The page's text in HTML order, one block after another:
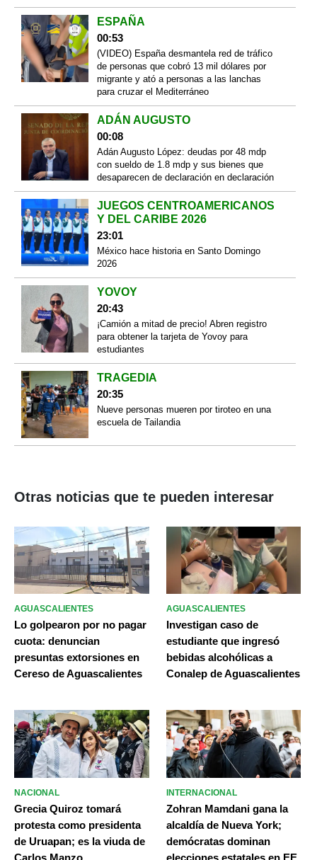
ESPAÑA
00:53
(VIDEO) España desmantela red de tráfico
de personas que cobró 13 mil dólares por
migrante y ató a personas a las lanchas
para cruzar el Mediterráneo
ADÁN AUGUSTO
00:08
Adán Augusto López: deudas por 48 mdp
con sueldo de 1.8 mdp y sus bienes que
desaparecen de declaración en declaración
JUEGOS CENTROAMERICANOS
Y DEL CARIBE 2026
23:01
México hace historia en Santo Domingo
2026
YOVOY
20:43
¡Camión a mitad de precio! Abren registro
para obtener la tarjeta de Yovoy para
estudiantes
TRAGEDIA
20:35
Nueve personas mueren por tiroteo en una
escuela de Tailandia
Otras noticias que te pueden interesar
AGUASCALIENTES
Lo golpearon por no pagar
cuota: denuncian
presuntas extorsiones en
Cereso de Aguascalientes
AGUASCALIENTES
Investigan caso de
estudiante que ingresó
bebidas alcohólicas a
Conalep de Aguascalientes
NACIONAL
Grecia Quiroz tomará
protesta como presidenta
de Uruapan; es la viuda de
Carlos Manzo
INTERNACIONAL
Zohran Mamdani gana la
alcaldía de Nueva York;
demócratas dominan
elecciones estatales en EE.